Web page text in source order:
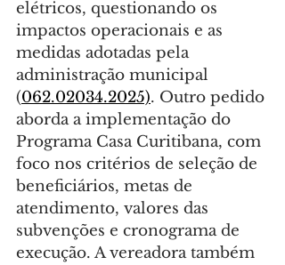
elétricos, questionando os
impactos operacionais e as
medidas adotadas pela
administração municipal
(062.02034.2025). Outro pedido
aborda a implementação do
Programa Casa Curitibana, com
foco nos critérios de seleção de
beneficiários, metas de
atendimento, valores das
subvenções e cronograma de
execução. A vereadora também